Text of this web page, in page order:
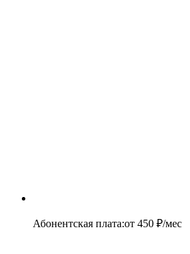
Абонентская плата:от 450 ₽/мес